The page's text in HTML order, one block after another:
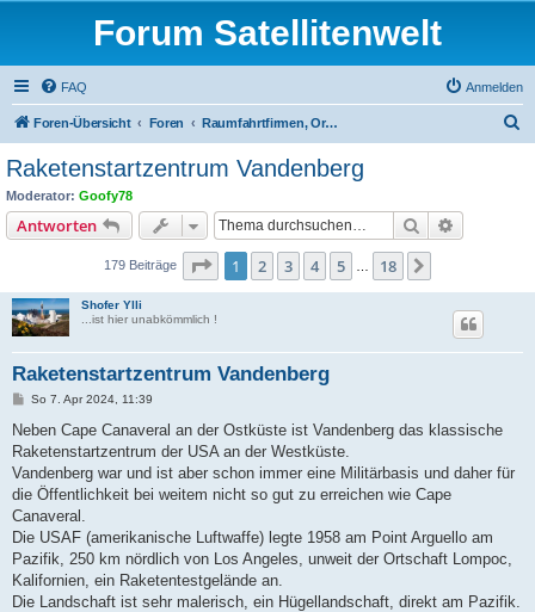
Forum Satellitenwelt
FAQ Anmelden
Foren-Übersicht Foren Raumfahrtfirmen, Organisationen und Satellitenträger
Raketenstartzentrum Vandenberg
Moderator: Goofy78
Antworten Suche
179 Beiträge Seite 1von 18
1 2 3 4 5 18
Shofer Ylli
...ist hier unabkömmlich !
Raketenstartzentrum Vandenberg
B
i
r
a
So 7. Apr 2024, 11:39
Neben Cape Canaveral an der Ostküste ist Vandenberg das klassische
Raketenstartzentrum der USA an der Westküste.
Vandenberg war und ist aber schon immer eine Militärbasis und daher für
die Öffentlichkeit bei weitem nicht so gut zu erreichen wie Cape
Canaveral.
Die USAF (amerikanische Luftwaffe) legte 1958 am Point Arguello am
Pazifik, 250 km nördlich von Los Angeles, unweit der Ortschaft Lompoc,
Kalifornien, ein Raketentestgelände an.
Die Landschaft ist sehr malerisch, ein Hügellandschaft, direkt am Pazifik.